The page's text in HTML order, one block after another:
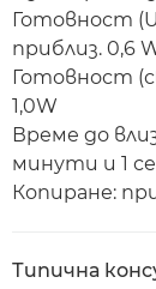
Готовност
приблиз. 0,6
Готовност
1,0W
Време до
минути и 1
Копиране:
Типична